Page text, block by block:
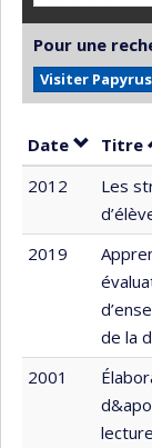
Pour une
Visiter Papyrus
Date Trier par
Titre
2012
Les
2019
de la
2001